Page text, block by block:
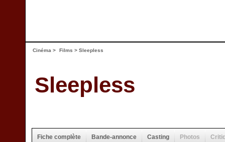
Cinéma > Films > Sleepless
Sleepless
Fiche complète Bande-annonce Casting Photos